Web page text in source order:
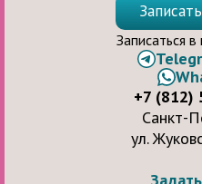
Записаться
+7 (812)
Санкт-
ул.